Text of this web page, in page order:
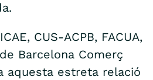
CUS-ACPB, FACUA,
Barcelona Comerç
aquesta estreta relació